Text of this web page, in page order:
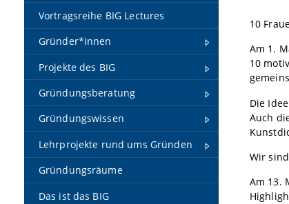
Vortragsreihe BIG Lectures
Gründer*innen
Projekte des BIG
Gründungsberatung
Gründungswissen
Lehrprojekte rund ums Gründen
Gründungsräume
Das ist das BIG
10
Am 1.
10
Die
Auch
Wir
Am 13.